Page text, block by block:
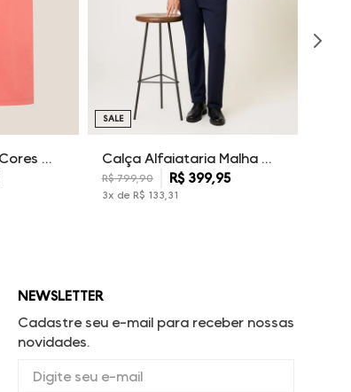
Camiseta Básica Cores Dudalina Masculina Calça Alfaiataria Malha Dudalina Masculina
R$ 799,90 R$ 399,95
3x de R$ 133 31
SALE
NEWSLETTER
Cadastre seu e-mail para receber nossas
novidades.